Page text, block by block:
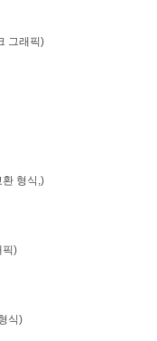
그래픽)
형식,)
픽)
식)